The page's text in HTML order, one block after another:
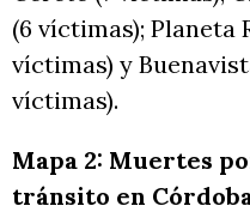
(6 víctimas); Planeta
víctimas) y
víctimas).
Mapa 2: Muertes
tránsito en